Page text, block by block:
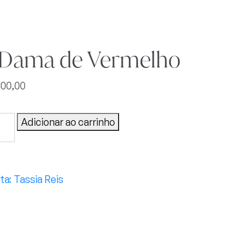
de Vermelho
Adicionar ao carrinho
Tassia Reis